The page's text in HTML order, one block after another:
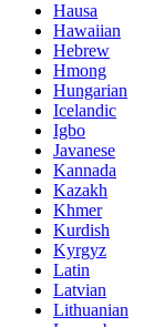
Hausa
Hawaiian
Hebrew
Hmong
Hungarian
Icelandic
Igbo
Javanese
Kannada
Kazakh
Khmer
Kurdish
Kyrgyz
Latin
Latvian
Lithuanian